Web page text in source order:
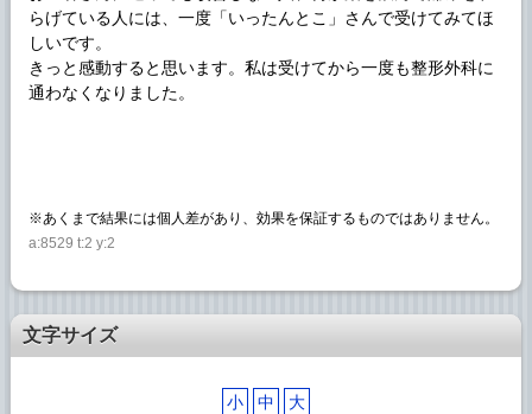
らげている人には、一度「いったんとこ」さんで受けてみてほ
しいです。
きっと感動すると思います。私は受けてから一度も整形外科に
通わなくなりました。
※あくまで結果には個人差があり、効果を保証するものではありません。
a:8529 t:2 y:2
文字サイズ
小 中 大